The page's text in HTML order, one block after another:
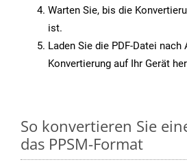
Warten Sie, bis die
ist.
Laden Sie die PDF-Datei
Konvertierung auf Ihr Gerät
So konvertieren Sie
das PPSM-Format